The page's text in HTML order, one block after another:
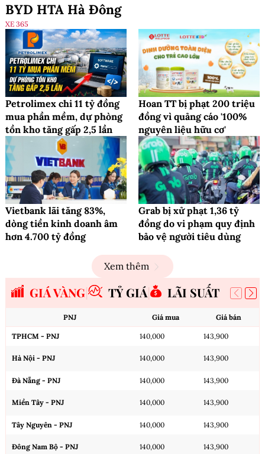
BYD HTA Hà Đông
XE 365
Petrolimex chi 11 tỷ đồng
mua phần mềm, dự phòng
tồn kho tăng gấp 2,5 lần
Hoan TT bị phạt 200 triệu
đồng vì quảng cáo '100%
nguyên liệu hữu cơ'
Vietbank lãi tăng 83%,
dòng tiền kinh doanh âm
hơn 4.700 tỷ đồng
Grab bị xử phạt 1,36 tỷ
đồng do vi phạm quy định
bảo vệ người tiêu dùng
Xem thêm
GIÁ VÀNG TỶ GIÁ LÃI SUẤT
PNJ Giá mua Giá bán
TPHCM - PNJ 140,000 143,900
Hà Nội - PNJ 140,000 143,900
Đà Nẵng - PNJ 140,000 143,900
Miền Tây - PNJ 140,000 143,900
Tây Nguyên - PNJ 140,000 143,900
Đông Nam Bộ - PNJ 140,000 143,900